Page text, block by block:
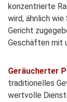
konzentrierte
wird, ähnlich
Gericht
Geschäften mit
Geräucherter
traditionelles
wertvolle